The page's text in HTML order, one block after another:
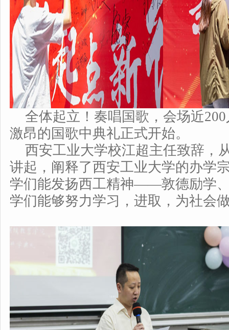
全体起立！奏唱国歌，会场近
激昂的国歌中典礼正式开始。
西安工业大学校江超主任致辞，
讲起，阐释了西安工业大学的办学
学们能发扬西工精神——敦德励学
学们能够努力学习，进取，为社会